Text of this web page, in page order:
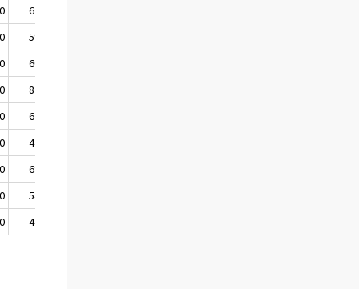
622 000
596 000
606 000
820 000
621 000
428 000
684 000
541 000
449 000